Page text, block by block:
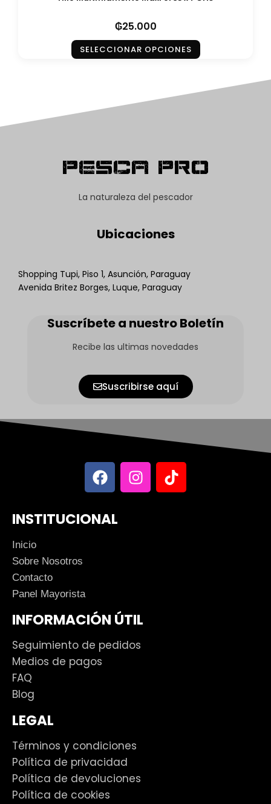
₲25.000
SELECCIONAR OPCIONES
Pesca Pro
La naturaleza del pescador
Ubicaciones
Shopping Tupi, Piso 1, Asunción, Paraguay
Avenida Britez Borges, Luque, Paraguay
Suscríbete a nuestro Boletín
Recibe las ultimas novedades
Suscribirse aquí
INSTITUCIONAL
Inicio
Sobre Nosotros
Contacto
Panel Mayorista
INFORMACIÓN ÚTIL
Seguimiento de pedidos
Medios de pagos
FAQ
Blog
LEGAL
Términos y condiciones
Política de privacidad
Política de devoluciones
Política de cookies